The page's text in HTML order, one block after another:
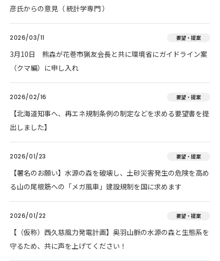
彦氏からの意見（ 統計学専門 ）
2026/03/11 要望・提案
3月10日 熊森が花巻市猟友会長と共に環境省にガイドライン案
（クマ編）に申し入れ
2026/02/16 要望・提案
【北海道知事へ、再エネ規制条例の制定などを求める要望書を提
出しました】
2026/01/23 要望・提案
【署名のお願い】水源の森を破壊し、土砂災害発生の危険を高め
る山の尾根筋への「メガ風車」建設規制を国に求めます
2026/01/22 要望・提案
【（仮称）西久慈風力発電計画】奥羽山脈の水源の森と生態系を
守るため、共に声を上げてください！